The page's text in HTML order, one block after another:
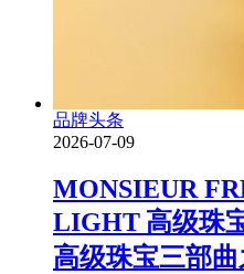
品牌头条
2026-07-09
MONSIEUR
LIGHT 高级珠
高级珠宝三部